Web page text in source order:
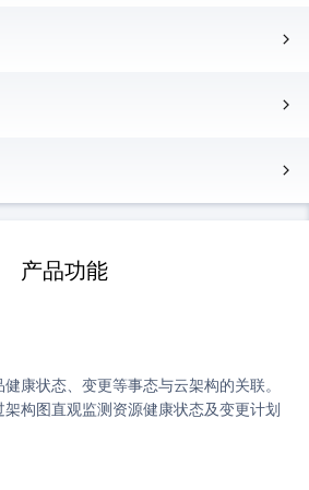
上隐患风险评估产品，帮助您高效提升
能、成本、服务限制 5 大类别评估风
海量运维经验和服务客户沉淀的最佳实
化及运营建议。
源的容量水位信息可视化，资源负载状
的高效管理。
标数据，快速识别定位潜在问题。
性能调优建议，助您优化资源负载。
捷、安全可靠的可视化故障演练，检验
造高可用的系统。
产品功能
康状态、变更等事态与云架构的关联。
构图直观监测资源健康状态及变更计划